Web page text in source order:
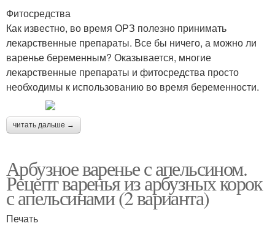
Фитосредства
Как известно, во время ОРЗ полезно принимать
лекарственные препараты. Все бы ничего, а можно ли
варенье беременным? Оказывается, многие
лекарственные препараты и фитосредства просто
необходимы к использованию во время беременности.
читать дальше →
Арбузное варенье с апельсином.
Рецепт варенья из арбузных корок
с апельсинами (2 варианта)
Печать